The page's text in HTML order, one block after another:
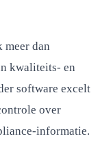
dan
kwaliteits- en
software excelt
over
informatie.